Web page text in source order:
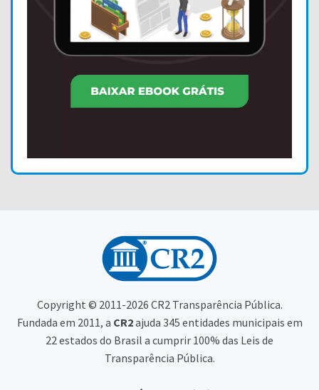
Copyright © 2011-2026 CR2 Transparência Pública.
Fundada em 2011, a CR2ajuda 345 entidades municipais em
22 estados do Brasil a cumprir 100% das Leis de
Transparência Pública.